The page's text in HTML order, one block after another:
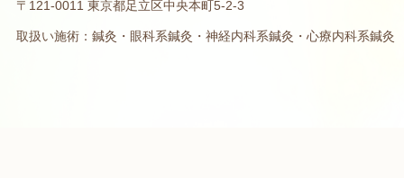
〒121-0011 東京都足立区中央本町5-2-3
取扱い施術：鍼灸・眼科系鍼灸・神経内科系鍼灸・心療内科系鍼灸